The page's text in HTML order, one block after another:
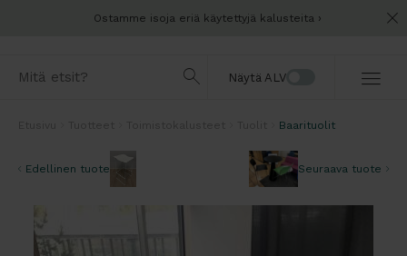
Ostamme isoja eriä käytettyjä kalusteita
Näytä ALV
Baarituolit
Edellinen tuote Seuraava tuote